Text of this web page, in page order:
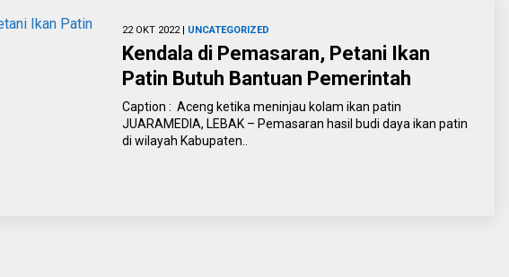
22 OKT 2022 | UNCATEGORIZED
Kendala di Pemasaran, Petani Ikan
Patin Butuh Bantuan Pemerintah
Caption : Aceng ketika meninjau kolam ikan patin
JUARAMEDIA, LEBAK – Pemasaran hasil budi daya ikan patin
di wilayah Kabupaten..